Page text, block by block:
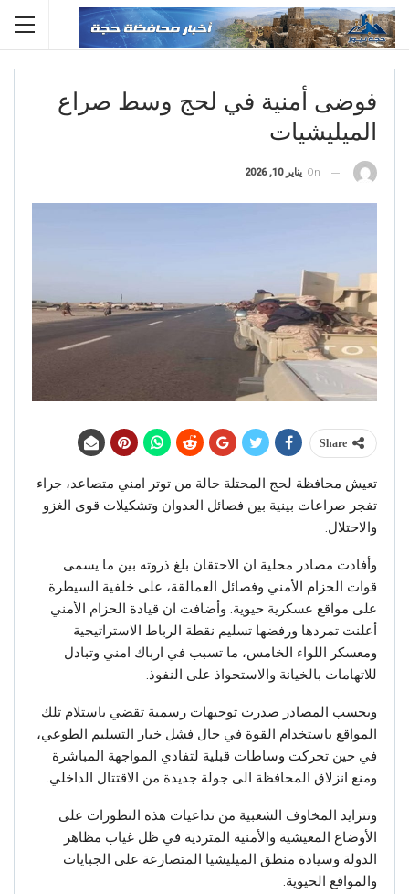
فوضى أمنية في لحج وسط صراع
الميليشيات
On يناير 10, 2026
Share
تعيش محافظة لحج المحتلة حالة من توتر امني متصاعد، جراء
تفجر صراعات بينية بين فصائل العدوان وتشكيلات قوى الغزو
والاحتلال.
وأفادت مصادر محلية ان الاحتقان بلغ ذروته بين ما يسمى
قوات الحزام الأمني وفصائل العمالقة، على خلفية السيطرة
على مواقع عسكرية حيوية. وأضافت ان قيادة الحزام الأمني
أعلنت تمردها ورفضها تسليم نقطة الرباط الاستراتيجية
ومعسكر اللواء الخامس، ما تسبب في ارباك امني وتبادل
للاتهامات بالخيانة والاستحواذ على النفوذ.
وبحسب المصادر صدرت توجيهات رسمية تقضي باستلام تلك
المواقع باستخدام القوة في حال فشل خيار التسليم الطوعي،
في حين تحركت وساطات قبلية لتفادي المواجهة المباشرة
ومنع انزلاق المحافظة الى جولة جديدة من الاقتتال الداخلي.
وتتزايد المخاوف الشعبية من تداعيات هذه التطورات على
الأوضاع المعيشية والأمنية المتردية في ظل غياب مظاهر
الدولة وسيادة منطق الميليشيا المتصارعة على الجبايات
والمواقع الحيوية.